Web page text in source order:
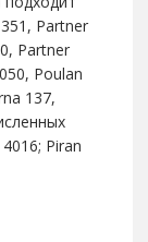
Partner
Partner
Poulan
137,
Piran